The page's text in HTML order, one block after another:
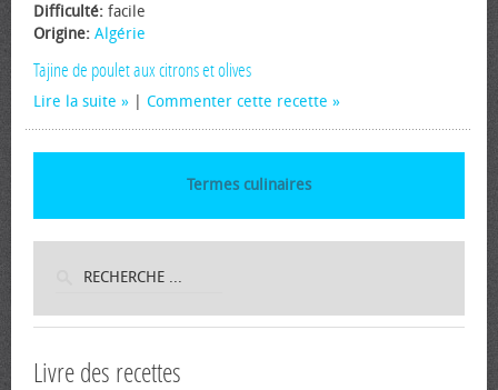
Difficulté: facile
Origine: Algérie
Tajine de poulet aux citrons et olives
Lire la suite Commenter cette recette
Termes culinaires
Livre des recettes